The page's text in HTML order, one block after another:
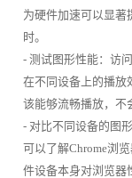
为硬件加速可以显著
时。
- 测试图形性能：访
在不同设备上的播放
该能够流畅播放，不
- 对比不同设备的图
可以了解Chrome浏
件设备本身对浏览器